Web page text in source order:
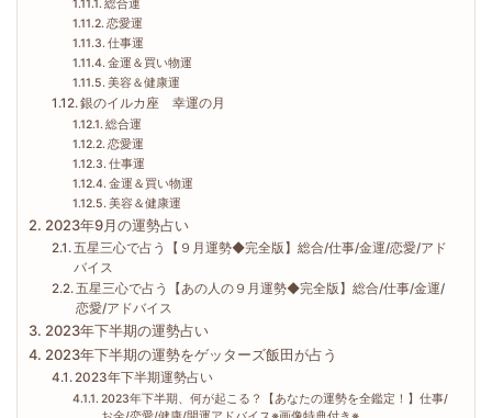
総合運
恋愛運
仕事運
金運＆買い物運
美容＆健康運
銀のイルカ座 幸運の月
総合運
恋愛運
仕事運
金運＆買い物運
美容＆健康運
2023年9月の運勢占い
五星三心で占う【９月運勢◆完全版】総合/仕事/金運/恋愛/アド
バイス
五星三心で占う【あの人の９月運勢◆完全版】総合/仕事/金運/
恋愛/アドバイス
2023年下半期の運勢占い
2023年下半期の運勢をゲッターズ飯田が占う
2023年下半期運勢占い
2023年下半期、何が起こる？【あなたの運勢を全鑑定！】仕事/